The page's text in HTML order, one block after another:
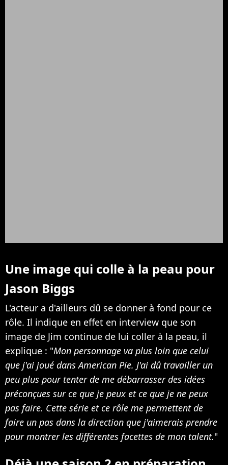
Une image qui colle à la peau pour
Jason Biggs
L'acteur a d'ailleurs dû se donner à fond pour ce
rôle. Il indique en effet en interview que son
image de Jim continue de lui coller à la peau, il
explique : "Mon personnage va plus loin que celui
que j'ai joué dans American Pie. J'ai dû travailler un
peu plus pour tenter de me débarrasser des idées
préconçues sur ce que je peux et ce que je ne peux
pas faire. Cette série et ce rôle me permettent de
faire un pas dans la direction que j'aimerais prendre
pour montrer les différentes facettes de mon talent."